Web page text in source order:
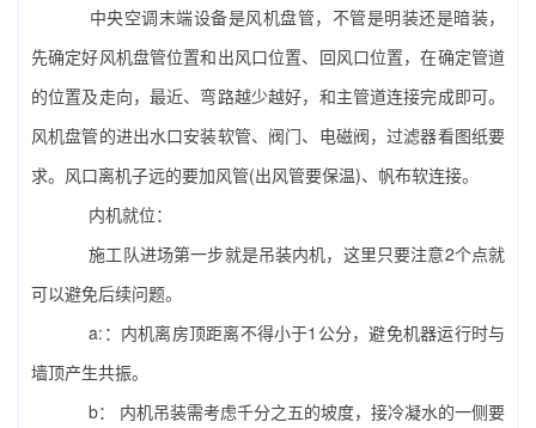
中央空调末端设备是风机盘管，不管是明装还是暗装，
先确定好风机盘管位置和出风口位置、回风口位置，在确定管道
的位置及走向，最近、弯路越少越好，和主管道连接完成即可。
风机盘管的进出水口安装软管、阀门、电磁阀，过滤器看图纸要
求。风口离机子远的要加风管(出风管要保温)、帆布软连接。
内机就位：
施工队进场第一步就是吊装内机，这里只要注意2个点就
可以避免后续问题。
a:：内机离房顶距离不得小于1公分，避免机器运行时与
墙顶产生共振。
b： 内机吊装需考虑千分之五的坡度，接冷凝水的一侧要